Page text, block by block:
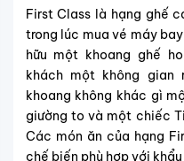
First Class là hạng ghế
trong lúc mua vé máy
hữu một khoang ghế
khách một không
khoang không khác gì
giường to và một chiếc
Các món ăn của hạng
chế biến phù hợp với